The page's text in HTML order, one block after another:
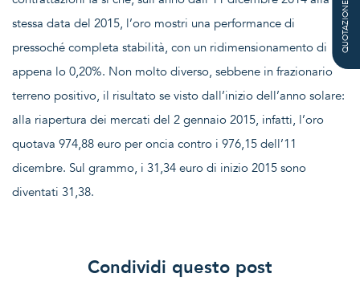
stessa data del 2015, l’oro mostri una performance di
pressoché completa stabilità, con un ridimensionamento di
appena lo 0,20%. Non molto diverso, sebbene in frazionario
terreno positivo, il risultato se visto dall’inizio dell’anno solare:
alla riapertura dei mercati del 2 gennaio 2015, infatti, l’oro
quotava 974,88 euro per oncia contro i 976,15 dell’11
dicembre. Sul grammo, i 31,34 euro di inizio 2015 sono
diventati 31,38.
Condividi questo post
QUOTAZIONE